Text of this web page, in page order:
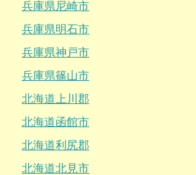
兵庫県尼崎市
兵庫県明石市
兵庫県神戸市
兵庫県篠山市
北海道上川郡
北海道函館市
北海道利尻郡
北海道北見市